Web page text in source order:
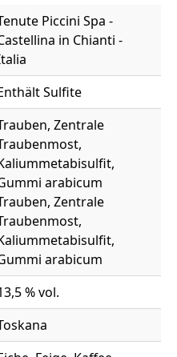
Piccini Spa -
in Chianti -
Sulfite
Zentrale
arabicum
Zentrale
arabicum
% vol.